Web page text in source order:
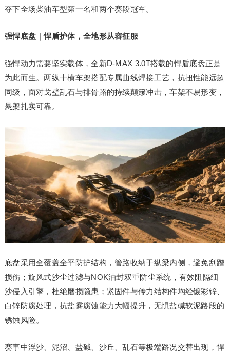
夺下全场柴油车型第一名和两个赛段冠军。
强悍底盘｜悍盾护体，全地形从容征服
强悍动力需要坚实载体，全新D-MAX 3.0T搭载的悍盾底盘正是
为此而生。两纵十横车架搭配专属曲线焊接工艺，抗扭性能远超
同级，面对戈壁乱石与排骨路的持续颠簸冲击，车架不易形变，
悬架扎实可靠。
底盘采用全覆盖全平防护结构，管路收纳于纵梁内侧，避免刮蹭
损伤；旋风式沙尘过滤与NOK油封双重防尘系统，有效阻隔细
沙侵入引擎，杜绝磨损隐患；紧固件与传力结构件均经镀彩锌、
白锌防腐处理，抗盐雾腐蚀能力大幅提升，无惧盐碱软泥路段的
锈蚀风险。
赛事中浮沙、泥沼、盐碱、沙丘、乱石等极端路况交替出现，悍